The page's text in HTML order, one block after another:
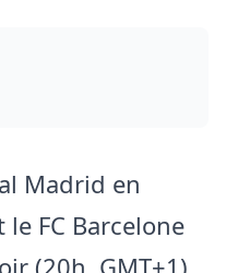
Madrid en
le FC Barcelone
(20h, GMT+1)